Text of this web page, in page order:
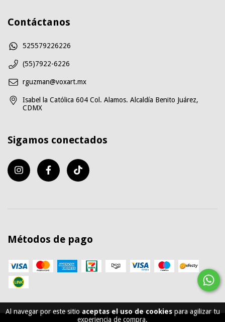
Al navegar por este sitio aceptas el uso de cookiespara agilizar tu
experiencia de compra.
Contáctanos
525579226226
(55)7922-6226
rguzman@voxart.mx
Isabel la Católica 604 Col. Alamos. Alcaldía Benito Juárez,
CDMX
Sigamos conectados
Métodos de pago